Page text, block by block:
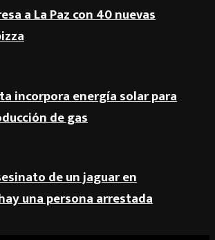
a La Paz con 40 nuevas
incorpora energía solar para
de gas
de un jaguar en
una persona arrestada